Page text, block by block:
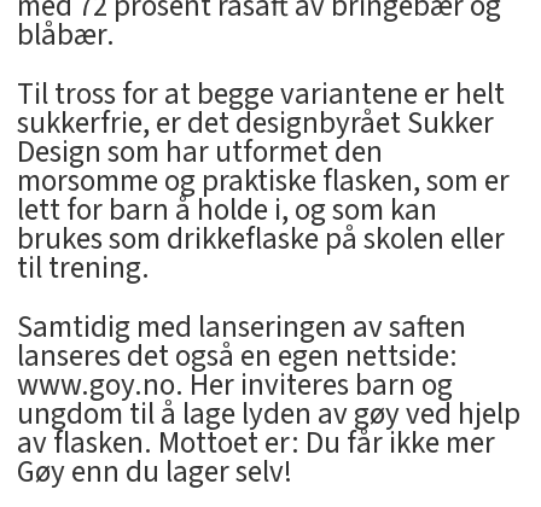
blåbær.
Til tross for at begge variantene er helt
sukkerfrie, er det designbyrået Sukker
Design som har utformet den
morsomme og praktiske flasken, som er
lett for barn å holde i, og som kan
brukes som drikkeflaske på skolen eller
til trening.
Samtidig med lanseringen av saften
lanseres det også en egen nettside:
www.goy.no. Her inviteres barn og
ungdom til å lage lyden av gøy ved hjelp
av flasken. Mottoet er: Du får ikke mer
Gøy enn du lager selv!